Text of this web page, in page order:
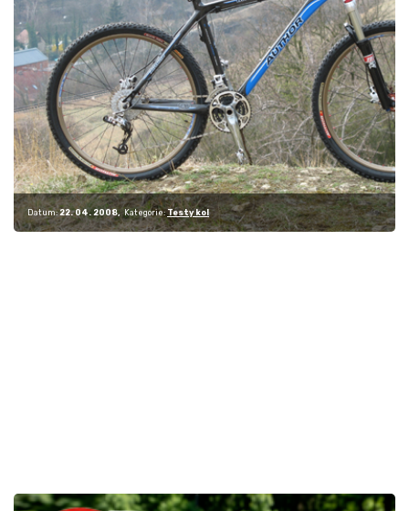
Datum: 22. 04. 2008 Kategorie: Testy kol